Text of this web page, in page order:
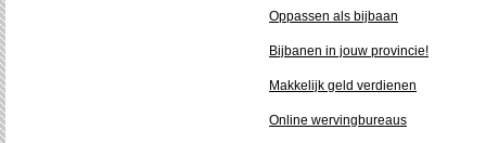
Oppassen als bijbaan
Bijbanen in jouw provincie!
Makkelijk geld verdienen
Online wervingbureaus